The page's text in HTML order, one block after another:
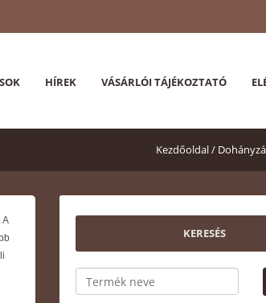
HÍREK VÁSÁRLÓI TÁJÉKOZTATÓ
Kezdőoldal /
A
KERESÉS